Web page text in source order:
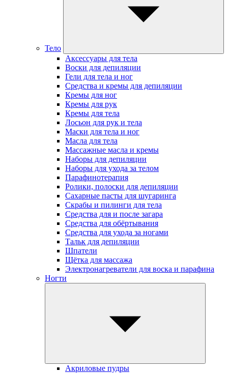
Тело
Аксессуары для тела
Воски для депиляции
Гели для тела и ног
Средства и кремы для депиляции
Кремы для ног
Кремы для рук
Кремы для тела
Лосьон для рук и тела
Маски для тела и ног
Масла для тела
Массажные масла и кремы
Наборы для депиляции
Наборы для ухода за телом
Парафинотерапия
Ролики, полоски для депиляции
Сахарные пасты для шугаринга
Скрабы и пилинги для тела
Средства для и после загара
Средства для обёртывания
Средства для ухода за ногами
Тальк для депиляции
Шпатели
Щётка для массажа
Электронагреватели для воска и парафина
Ногти
Акриловые пудры